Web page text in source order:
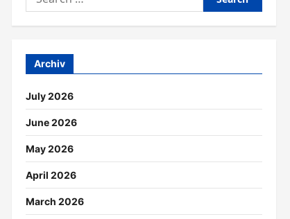
for:
Archiv
July 2026
June 2026
May 2026
April 2026
March 2026